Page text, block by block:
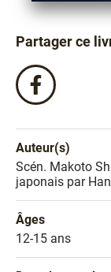
Partager ce
Partagez
ce
Facebook
!
Auteur(s)
Nom de l'auteur
Scén. Makoto
japonais par
Âges
Âges
12-15 ans